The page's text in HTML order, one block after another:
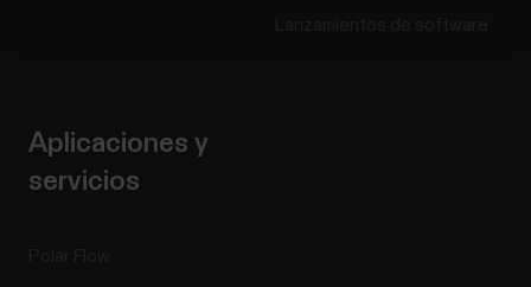
Aplicaciones y
servicios